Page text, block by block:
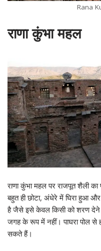
Rana
राणा कुंभा महल
राणा कुंभा महल पर राजपूत शैली का
बहुत ही छोटा, अंधेरे में घिरा हुआ और
है जैसे इसे केवल किसी को शरण देने
जगह के रूप में नहीं। पाघरा पोल से
सकते हैं।